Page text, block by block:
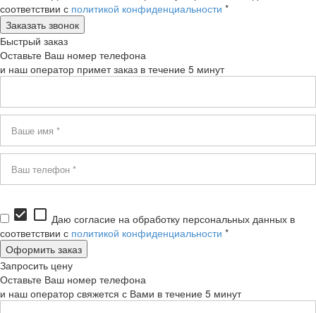
соответствии с политикой конфиденциальности *
Быстрый заказ
Оставьте Ваш номер телефона
и наш оператор примет заказ в течение 5 минут
check_box check_box_outline_blank Даю согласие на обработку персональных данных в
соответствии с политикой конфиденциальности *
Запросить цену
Оставьте Ваш номер телефона
и наш оператор свяжется с Вами в течение 5 минут